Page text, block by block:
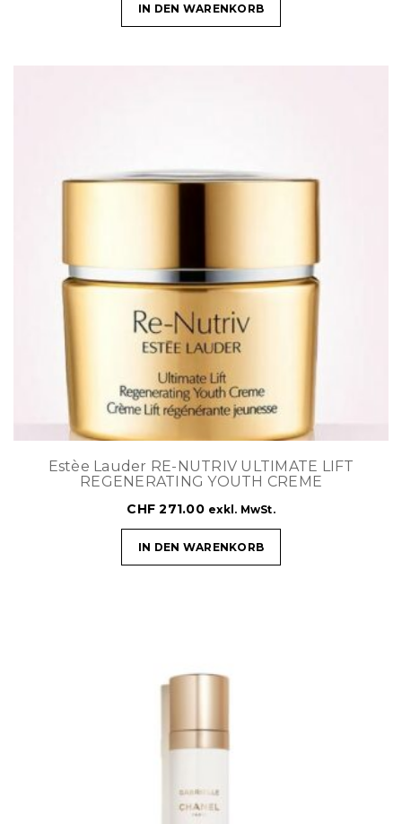
IN DEN WARENKORB
Estèe Lauder RE-NUTRIV ULTIMATE LIFT
REGENERATING YOUTH CREME
CHF 271.00 exkl. MwSt.
IN DEN WARENKORB